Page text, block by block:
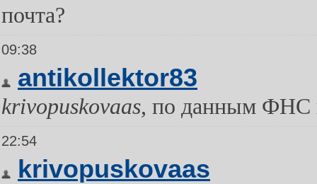
почта?
09:38
antikollektor83
krivopuskovaas, по данным ФНС
22:54
krivopuskovaas